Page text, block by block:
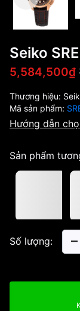
Seiko
5,584,500₫
Thương hiệu:
Mã sản phẩm:
Hướng dẫn
Sản phẩm
Số lượng: